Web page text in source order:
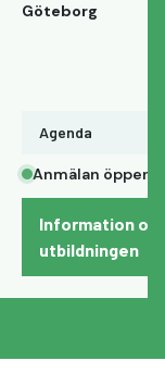
Göteborg
Agenda
Anmälan öppen
Information om
utbildningen